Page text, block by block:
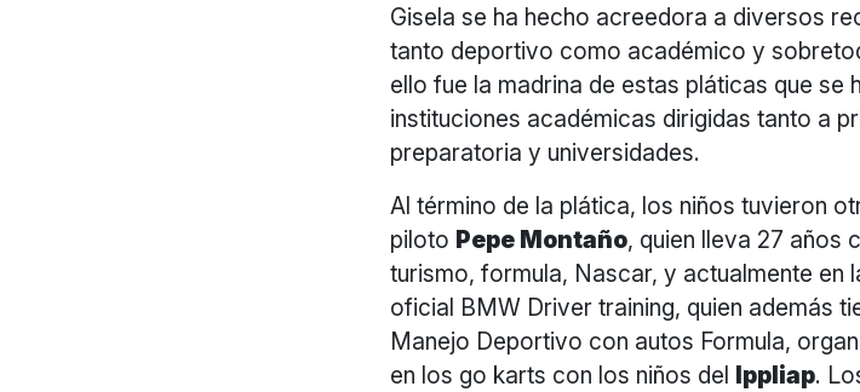
Gisela se ha hecho acreedora a diversos
tanto deportivo como académico y
ello fue la madrina de estas pláticas que se
instituciones académicas dirigidas tanto a
preparatoria y universidades.
Al término de la plática, los niños tuvieron
piloto Pepe Montaño, quien lleva 27 años
turismo, formula, Nascar, y actualmente en
oficial BMW Driver training, quien además
Manejo Deportivo con autos Formula,
en los go karts con los niños del Ippliap.